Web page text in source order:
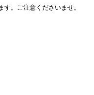
注意くださいませ。